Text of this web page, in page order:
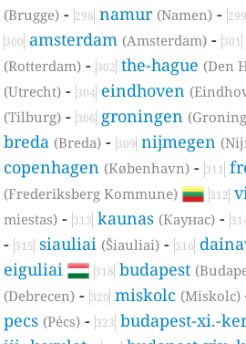
(Brugge) -298 namur (Namen) -299
300 amsterdam (Amsterdam) -301
(Rotterdam) -302 the-hague (Den
(Utrecht) -304 eindhoven
(Tilburg) -306 groningen
breda (Breda) -309 nijmegen
copenhagen (København) -311
(Frederiksberg Kommune) 312
miestas) -313 kaunas (Каунас) -
-315 siauliai (Šiauliai) -316
eiguliai 318 budapest
(Debrecen) -320 miskolc (Miskolc)
pecs (Pécs) -323 budapest-xi.-